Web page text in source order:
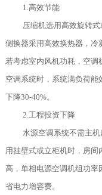
1.高效节能
压缩机选用高效旋转
侧换器采用高效换热器，冷
若考虑室内风机功耗，空调
空调系统时，系统满负荷能
下降30-40%。
2.工程投资下降
水源空调系统不需主
用挂壁式或立柜机时，房
高，单相电源空调机组功率
省电力增容费。